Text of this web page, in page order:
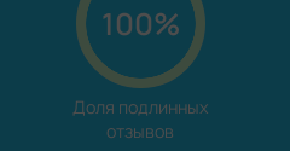
100%
Доля подлинных
отзывов